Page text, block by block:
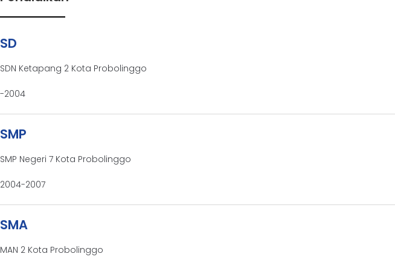
SD
SDN Ketapang 2 Kota Probolinggo
-2004
SMP
SMP Negeri 7 Kota Probolinggo
2004-2007
SMA
MAN 2 Kota Probolinggo